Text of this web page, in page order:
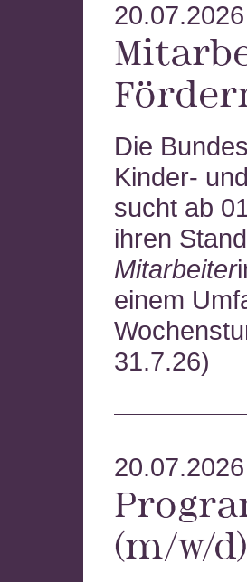
Die
Kinder-
sucht ab
ihren
Mitarbeiter
einem
31.7.26)
(m/w/d)